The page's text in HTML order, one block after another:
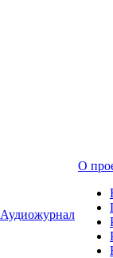
Аудиожурнал
О